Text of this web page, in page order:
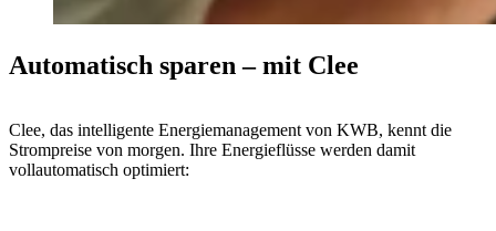
Automatisch sparen – mit Clee
Clee, das intelligente Energiemanagement von KWB, kennt die
Strompreise von morgen. Ihre Energieflüsse werden damit
vollautomatisch optimiert: